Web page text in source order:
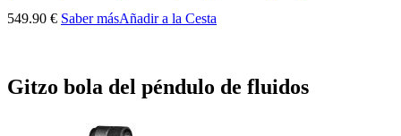
549.90 € Saber másAñadir a la Cesta
Gitzo bola del péndulo de fluidos